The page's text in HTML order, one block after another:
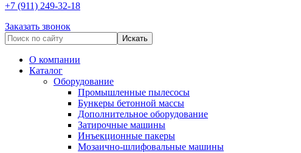
+7 (911) 249-32-18
Заказать звонок
О компании
Каталог
Оборудование
Промышленные пылесосы
Бункеры бетонной массы
Дополнительное оборудование
Затирочные машины
Инъекционные пакеры
Мозаично-шлифовальные машины